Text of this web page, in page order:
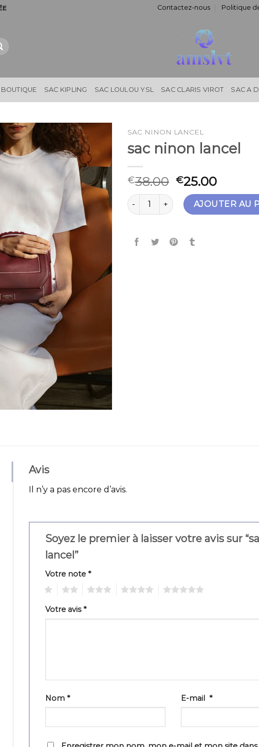
Contactez-nous Politique
BOUTIQUE SAC KIPLING SAC LOULOU YSL SAC CLARIS VIROT SAC A
SAC NINON LANCEL
sac ninon lancel
€38.00 €25.00
quantité de sac ninon lancel
AJOUTER AU
Avis
Il n’y a pas encore d’avis.
Soyez le premier à laisser votre avis sur
lancel”
Votre note *
Votre avis*
Nom * E-mail*